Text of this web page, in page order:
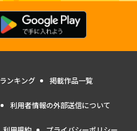
ランキング 掲載作品一覧
利用者情報の外部送信について